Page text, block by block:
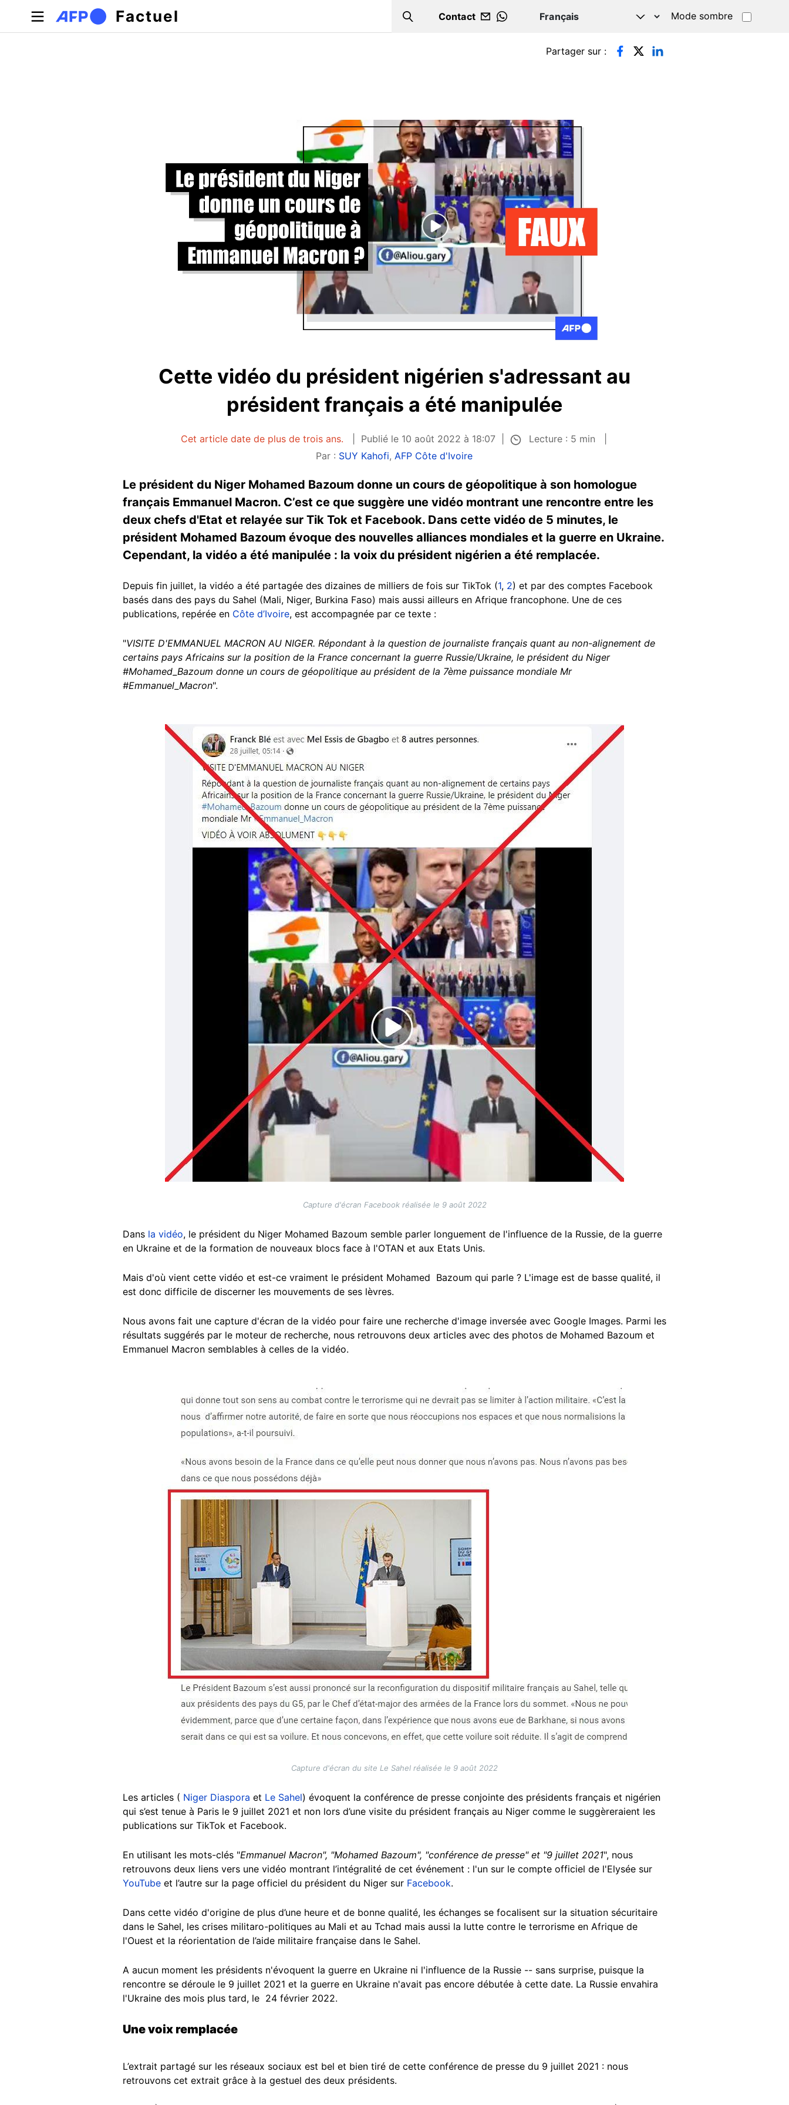
Aller au contenu principal
Factuel Search
Contact
WHATSAPP
Mode sombre
Onglets principaux Partager sur :
Cette vidéo du président nigérien s'adressant au
président français a été manipulée
Cet article date de plus de trois ans. Publié le 10 août 2022 à 18:07
Lecture : 5 min
Par : SUY Kahofi, AFP Côte d'Ivoire
Le président du Niger Mohamed Bazoum donne un cours de géopolitique à son homologue
français Emmanuel Macron. C’est ce que suggère une vidéo montrant une rencontre entre les
deux chefs d'Etat et relayée sur Tik Tok et Facebook. Dans cette vidéo de 5 minutes, le
président Mohamed Bazoum évoque des nouvelles alliances mondiales et la guerre en Ukraine.
Cependant, la vidéo a été manipulée : la voix du président nigérien a été remplacée.
Depuis fin juillet, la vidéo a été partagée des dizaines de milliers de fois sur TikTok (1, 2) et par des comptes Facebook
basés dans des pays du Sahel (Mali, Niger, Burkina Faso) mais aussi ailleurs en Afrique francophone. Une de ces
publications, repérée en Côte d’Ivoire, est accompagnée par ce texte :
"VISITE D'EMMANUEL MACRON AU NIGER. Répondant à la question de journaliste français quant au non-alignement de
certains pays Africains sur la position de la France concernant la guerre Russie/Ukraine, le président du Niger
#Mohamed_Bazoum donne un cours de géopolitique au président de la 7ème puissance mondiale Mr
#Emmanuel_Macron".
Capture d'écran Facebook réalisée le 9 août 2022
Dans la vidéo, le président du Niger Mohamed Bazoum semble parler longuement de l'influence de la Russie, de la guerre
en Ukraine et de la formation de nouveaux blocs face à l'OTAN et aux Etats Unis.
Mais d'où vient cette vidéo et est-ce vraiment le président Mohamed Bazoum qui parle ? L'image est de basse qualité, il
est donc difficile de discerner les mouvements de ses lèvres.
Nous avons fait une capture d'écran de la vidéo pour faire une recherche d'image inversée avec Google Images. Parmi les
résultats suggérés par le moteur de recherche, nous retrouvons deux articles avec des photos de Mohamed Bazoum et
Emmanuel Macron semblables à celles de la vidéo.
Capture d'écran du site Le Sahel réalisée le 9 août 2022
Les articles ( Niger Diaspora et Le Sahel) évoquent la conférence de presse conjointe des présidents français et nigérien
qui s’est tenue à Paris le 9 juillet 2021 et non lors d’une visite du président français au Niger comme le suggèreraient les
publications sur TikTok et Facebook.
En utilisant les mots-clés "Emmanuel Macron", "Mohamed Bazoum", "conférence de presse" et "9 juillet 2021", nous
retrouvons deux liens vers une vidéo montrant l’intégralité de cet événement : l'un sur le compte officiel de l'Elysée sur
YouTube et l’autre sur la page officiel du président du Niger sur Facebook.
Dans cette vidéo d'origine de plus d’une heure et de bonne qualité, les échanges se focalisent sur la situation sécuritaire
dans le Sahel, les crises militaro-politiques au Mali et au Tchad mais aussi la lutte contre le terrorisme en Afrique de
l'Ouest et la réorientation de l’aide militaire française dans le Sahel.
A aucun moment les présidents n'évoquent la guerre en Ukraine ni l'influence de la Russie -- sans surprise, puisque la
rencontre se déroule le 9 juillet 2021 et la guerre en Ukraine n'avait pas encore débutée à cette date. La Russie envahira
l'Ukraine des mois plus tard, le 24 février 2022.
Une voix remplacée
L’extrait partagé sur les réseaux sociaux est bel et bien tiré de cette conférence de presse du 9 juillet 2021 : nous
retrouvons cet extrait grâce à la gestuel des deux présidents.